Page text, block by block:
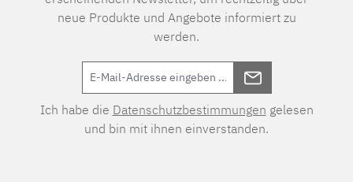
neue Produkte und Angebote informiert zu
werden.
Ich habe die Datenschutzbestimmungen gelesen
und bin mit ihnen einverstanden.